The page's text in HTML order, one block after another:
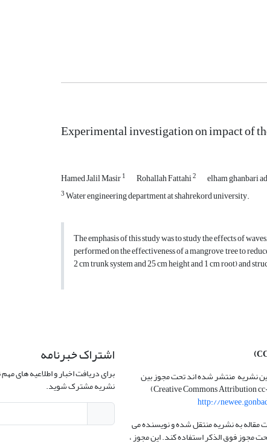
Experimental investigation on impact of
Hamed Jalil Masir1 Rohallah Fattahi2 elham ghanbari
3Water engineering department at shahrekord university.
The emphasis of this study was to study the effects of
performed on the effectiveness of a mangrove tree to
2 cm trunk system and 25 cm height and 1 cm root) and
نشریه منتشر شده اند تحت مجوز بین
المللی( Creative Commons Attribution cc-by 4.0)
http://
مقاله به نشریه منتقل شده و نویسنده می
مجوز فوق الذکر استفاده کند. این مجوز ،
اشتراک خبرنامه
برای دریافت اخبار و اطلاعیه های
نشریه مشترک شوید.